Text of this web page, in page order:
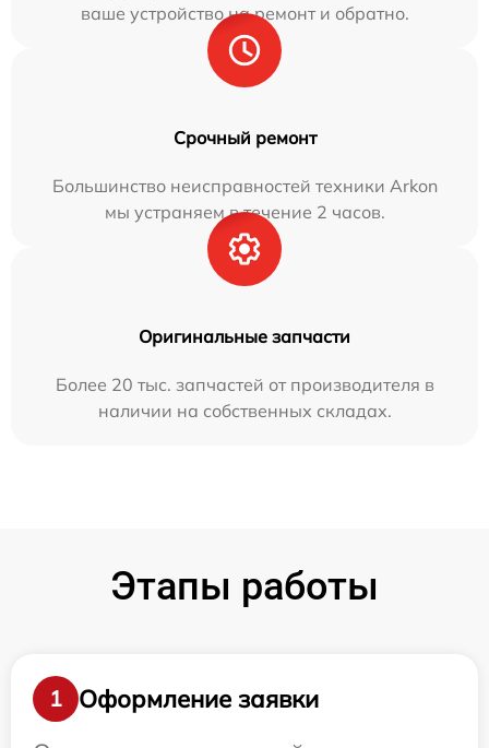
ваше устройство на ремонт и обратно.
Срочный ремонт
Большинство неисправностей техники Arkon
мы устраняем в течение 2 часов.
Оригинальные запчасти
Более 20 тыс. запчастей от производителя в
наличии на собственных складах.
Этапы работы
1
Оформление заявки